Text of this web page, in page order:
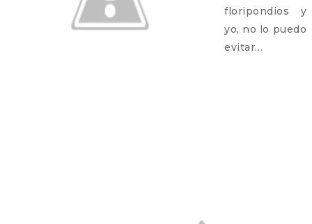
floripondios y
yo, no lo puedo
evitar…